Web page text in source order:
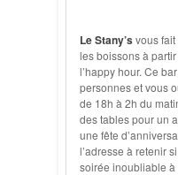
Le Stany’s vous
les boissons à
l’happy hour. Ce
personnes et vous
de 18h à 2h du
des tables pour un
une fête
l’adresse à retenir
soirée inoubliable à